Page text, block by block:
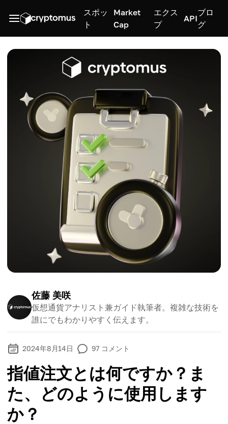
スポッ
ト
Market
Cap
エクス
プ
API
ブロ
グ
佐藤 美咲
仮想通貨アナリスト兼ガイド執筆者。複雑な技術を
誰にでもわかりやすく伝えます。
2024年8月14日 97 コメント
指値注文とは何ですか？ま
た、どのように使用します
か？